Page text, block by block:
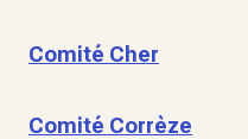
Comité Cher
Comité Corrèze